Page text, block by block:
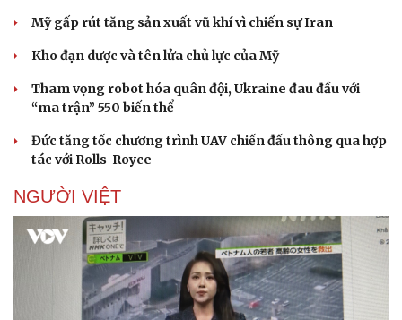
Doanh nghiệp
Thông tin doanh nghiệp
Doanh nghiệp 24h
Công nghệ
Sành điệu
Tin Công nghệ
Mỹ gấp rút tăng sản xuất vũ khí vì chiến sự Iran
Kho đạn dược và tên lửa chủ lực của Mỹ
Tham vọng robot hóa quân đội, Ukraine đau đầu với
“ma trận” 550 biến thể
Đức tăng tốc chương trình UAV chiến đấu thông qua hợp
tác với Rolls-Royce
NGƯỜI VIỆT